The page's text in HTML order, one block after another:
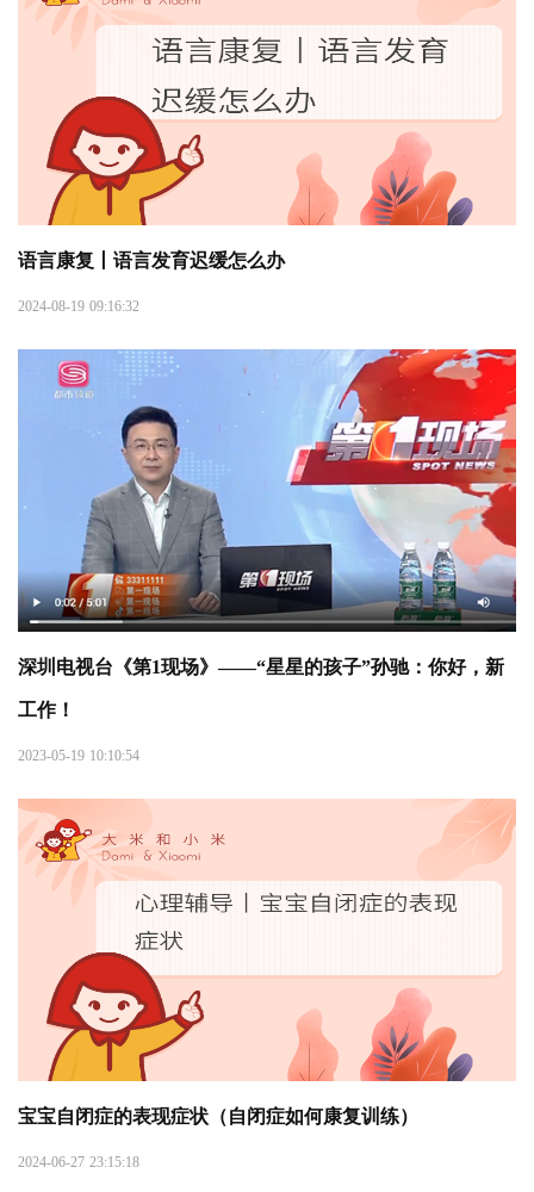
语言康复丨语言发育迟缓怎么办
2024-08-19 09:16:32
深圳电视台《第1现场》——“星星的孩子”孙驰：你好，新
工作！
2023-05-19 10:10:54
宝宝自闭症的表现症状（自闭症如何康复训练）
2024-06-27 23:15:18